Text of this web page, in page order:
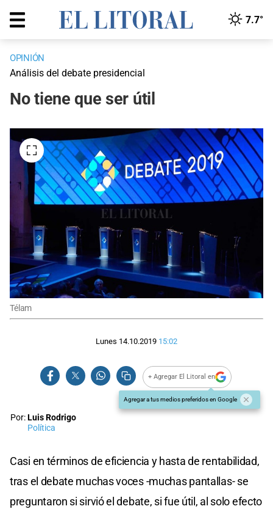
7.7°
OPINIÓN
Análisis del debate presidencial
No tiene que ser útil
Télam
Lunes 14.10.2019 15:02
+ Agregar El Litoral en
Agregar a tus medios preferidos en Google
Por:Luis Rodrigo
Política
Casi en términos de eficiencia y hasta de rentabilidad,
tras el debate muchas voces -muchas pantallas- se
preguntaron si sirvió el debate, si fue útil, al solo efecto